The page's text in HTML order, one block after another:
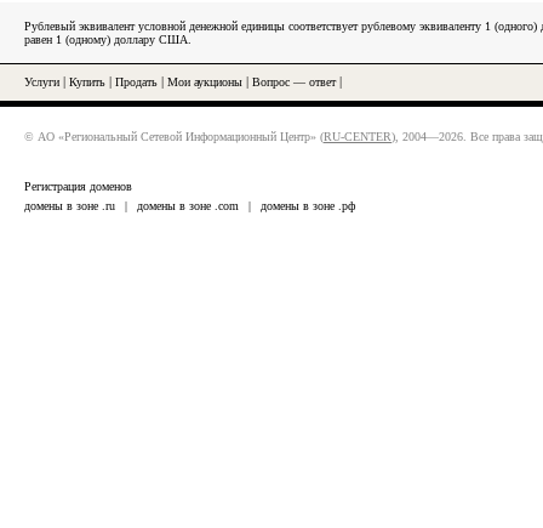
Рублевый эквивалент условной денежной единицы соответствует рублевому эквиваленту 1
равен 1 (одному) доллару США.
Услуги Купить Продать Мои аукционы Вопрос — ответ|
© АО «Региональный Сетевой Информационный Центр» (RU-CENTER), 2004—2026. Все права
Регистрация доменов
домены в зоне .ru
| домены в зоне .com | домены в зоне .рф